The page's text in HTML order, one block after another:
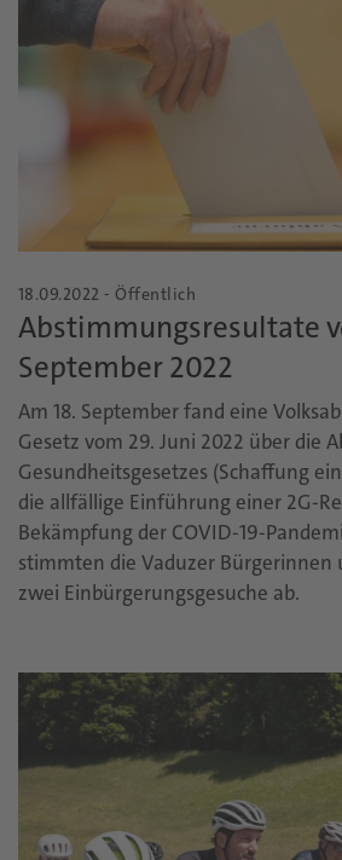
18.09.2022 - Öffentlich
Abstimmungsresultate
September 2022
Am 18. September fand eine
Gesetz vom 29. Juni 2022 über die
Gesundheitsgesetzes (Schaffung
die allfällige Einführung einer 2G-
Bekämpfung der COVID-19-
stimmten die Vaduzer Bürgerinnen
zwei Einbürgerungsgesuche ab.